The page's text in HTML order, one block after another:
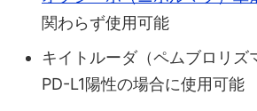
関わらず使用可能
キイトルーダ（ペムブロリズ
PD-L1陽性の場合に使用可能